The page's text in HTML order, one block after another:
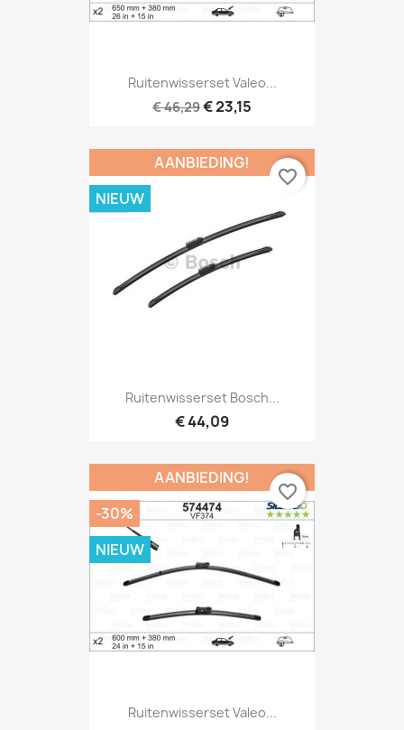
Ruitenwisserset Valeo...
€ 46,29€ 23,15
Ruitenwisserset Bosch...
€ 44,09
AANBIEDING!
NIEUW
favorite_border
Ruitenwisserset Valeo...
AANBIEDING!
-30%
NIEUW
favorite_border